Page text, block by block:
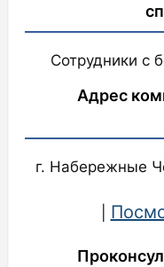
Сотрудники с
Адрес
г. Набережные